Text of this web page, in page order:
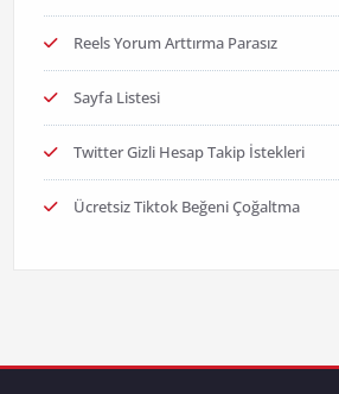
Reels Yorum Arttırma Parasız
Sayfa Listesi
Twitter Gizli Hesap Takip İstekleri
Ücretsiz Tiktok Beğeni Çoğaltma